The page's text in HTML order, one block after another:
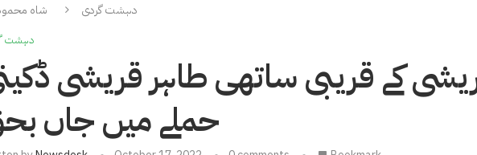
دہشت گردی شاہ
دہشت
کے قریبی ساتھی طاہر قریشی
حملے میں جاں